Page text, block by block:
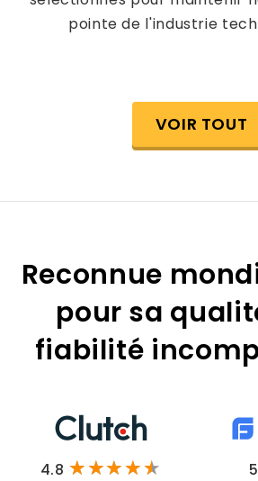
pointe de l'industrie
VOIR TOUT
Reconnue
pour sa
fiabilité
4.8 5